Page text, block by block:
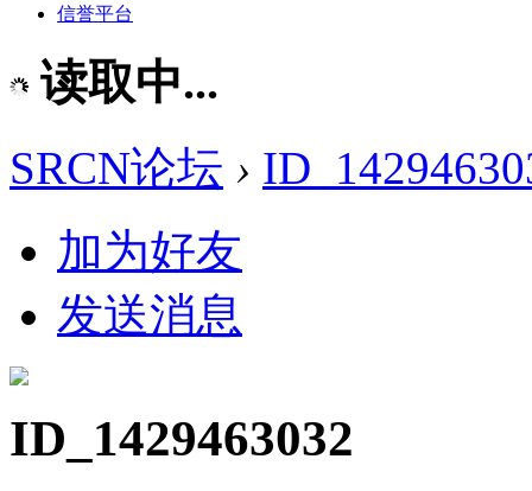
信誉平台
读取中...
SRCN论坛 ›
加为好友
发送消息
ID_1429463032